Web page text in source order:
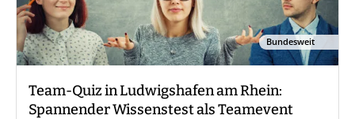
Bundesweit
Team-Quiz in Ludwigshafen am Rhein:
Spannender Wissenstest als Teamevent